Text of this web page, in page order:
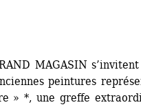
MAGASIN s’invitent
peintures
» *, une greffe